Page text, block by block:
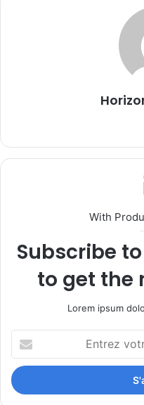
With
Subscribe
to get the
Lorem ipsum
votre
adresse
Email